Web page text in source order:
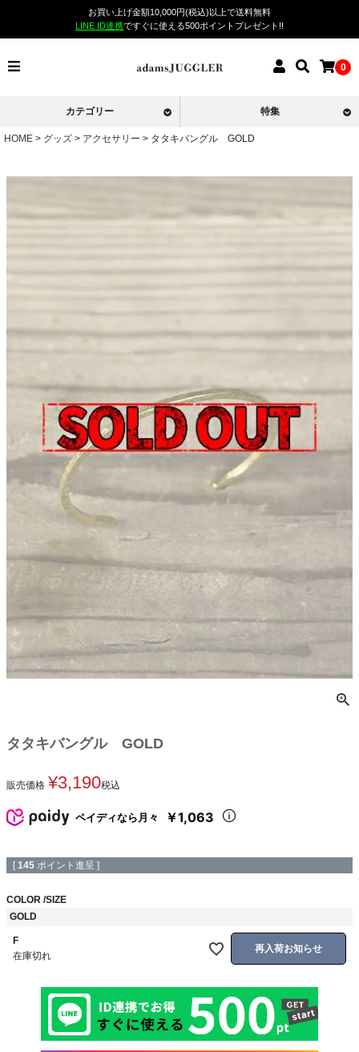
お買い上げ金額10,000円(税込)以上で送料無料
LINE ID連携ですぐに使える500ポイントプレゼント!!
0
カテゴリー 特集
HOME グッズ アクセサリー タタキバングル GOLD
タタキバングル GOLD
販売価格 ¥3,190税込
ペイディなら月々 ￥1,063
[ 145 ポイント進呈 ]
COLOR SIZE
GOLD
F
在庫切れ
再入荷お知らせ